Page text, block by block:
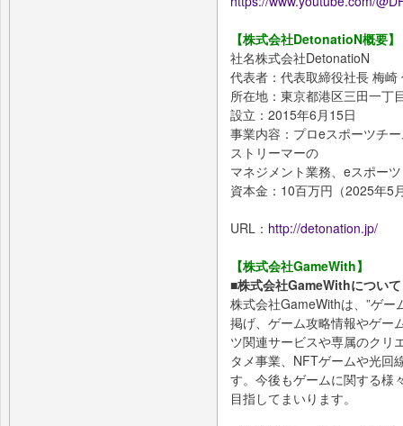
【株式会社DetonatioN概要】
社名株式会社DetonatioN
代表者：代表取締役社長 梅崎
所在地：東京都港区三田一丁
設立：2015年6月15日
事業内容：プロeスポーツチ
ストリーマーの
マネジメント業務、eスポー
資本金：10百万円（2025年5
URL： http://detonation.jp/
【株式会社GameWith】
■株式会社GameWithについて
株式会社GameWithは、”ゲー
掲げ、ゲーム攻略情報やゲー
ツ関連サービスや専属のクリ
タメ事業、NFTゲームや光回
す。今後もゲームに関する様
目指してまいります。